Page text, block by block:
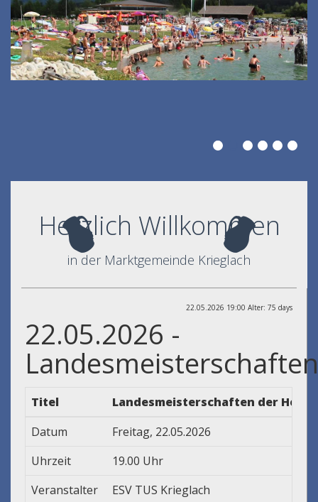
Herzlich Willkommen
in der Marktgemeinde Krieglach
22.05.2026 19:00 Alter: 75 days
22.05.2026 -
Landesmeisterschaften
Titel
Landesmeisterschaften der
Datum
Freitag, 22.05.2026
Uhrzeit
19.00 Uhr
Veranstalter
ESV TUS Krieglach